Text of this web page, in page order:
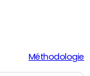
Méthodologie